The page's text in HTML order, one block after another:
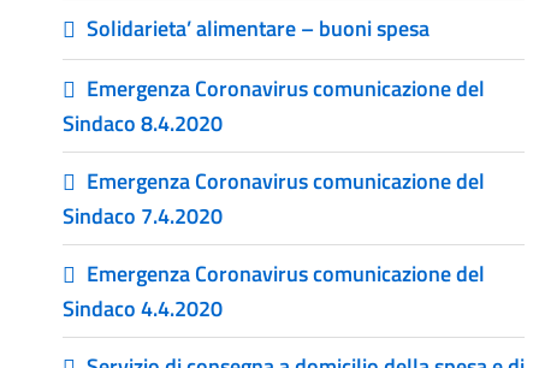
Solidarieta’ alimentare – buoni spesa
Emergenza Coronavirus comunicazione del
Sindaco 8.4.2020
Emergenza Coronavirus comunicazione del
Sindaco 7.4.2020
Emergenza Coronavirus comunicazione del
Sindaco 4.4.2020